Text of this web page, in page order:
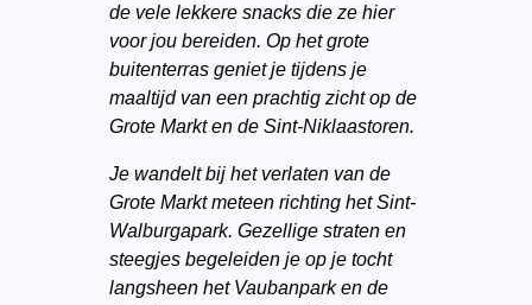
de vele lekkere snacks die ze hier
voor jou bereiden. Op het grote
buitenterras geniet je tijdens je
maaltijd van een prachtig zicht op de
Grote Markt en de Sint-Niklaastoren.
Je wandelt bij het verlaten van de
Grote Markt meteen richting het Sint-
Walburgapark. Gezellige straten en
steegjes begeleiden je op je tocht
langsheen het Vaubanpark en de